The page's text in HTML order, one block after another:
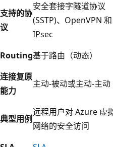
支持的协
议
安全套接字隧道协议
(SSTP)、OpenVPN 和
IPsec
Routing基于路由（动态）
连接复原
能力
主动-被动或主动-主动
典型用例
远程用户对 Azure 虚
网络的安全访问